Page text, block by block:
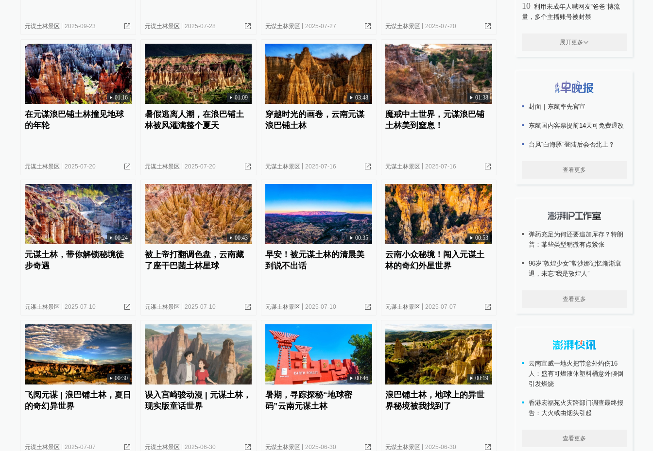
元谋土林景区 2025-09-23 元谋土林景区 2025-07-28 元谋土林景区 2025-07-27 元谋土林景区 2025-07-20
01:16
在元谋浪巴铺土林撞见地球
的年轮
元谋土林景区 2025-07-20
01:09
暑假逃离人潮，在浪巴铺土
林被风灌满整个夏天
元谋土林景区 2025-07-20
03:48
穿越时光的画卷，云南元谋
浪巴铺土林
元谋土林景区 2025-07-16
01:38
魔戒中土世界，元谋浪巴铺
土林美到窒息！​
元谋土林景区 2025-07-16
00:24
元谋土林，带你解锁秘境徒
步奇遇
元谋土林景区 2025-07-10
00:43
被上帝打翻调色盘，云南藏
了座干巴菌土林星球
元谋土林景区 2025-07-10
00:35
早安！被元谋土林的清晨美
到说不出话
元谋土林景区 2025-07-10
00:53
云南小众秘境！闯入元谋土
林的奇幻外星世界
元谋土林景区 2025-07-07
00:30
飞阅元谋 | 浪巴铺土林，夏日
的奇幻异世界
元谋土林景区 2025-07-07
误入宫崎骏动漫 | 元谋土林，
现实版童话世界
元谋土林景区 2025-06-30
00:46
暑期，寻踪探秘“地球密
码”云南元谋土林
元谋土林景区 2025-06-30
00:19
浪巴铺土林，地球上的异世
界秘境被我找到了
元谋土林景区 2025-06-30
10 利用未成年人喊网友“爸爸”博流
量，多个主播账号被封禁
展开更多
封面｜东航率先官宣
东航国内客票提前14天可免费退改
台风“白海豚”登陆后会否北上？
查看更多
弹药充足为何还要追加库存？特朗
普：某些类型稍微有点紧张
96岁“敦煌少女”常沙娜记忆渐渐衰
退，未忘“我是敦煌人”
查看更多
云南宣威一地火把节意外灼伤16
人：盛有可燃液体塑料桶意外倾倒
引发燃烧
香港宏福苑火灾跨部门调查最终报
告：大火或由烟头引起
查看更多